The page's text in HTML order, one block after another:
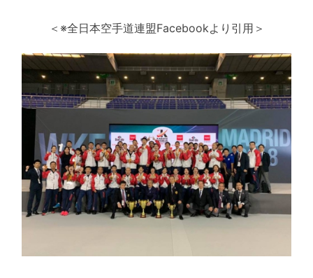
＜※全日本空手道連盟Facebookより引用＞